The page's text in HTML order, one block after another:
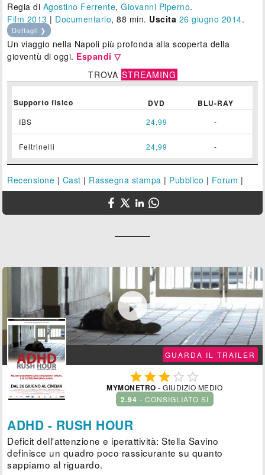
Regia di Agostino Ferrente,Giovanni Piperno.
Film 2013 | Documentario, 88 min. Uscita 26 giugno 2014.
Dettagli ❯
Un viaggio nella Napoli più profonda alla scoperta della
gioventù di oggi. Espandi ▽
TROVA STREAMING
Supporto fisico DVD BLU-RAY
IBS 24,99 -
Feltrinelli 24,99 -
Recensione | Cast | Rassegna stampa | Pubblico | Forum |

GUARDA IL TRAILER
  
MYMONETRO - GIUDIZIO MEDIO
2.94 - CONSIGLIATO SÌ
ADHD - RUSH HOUR
Deficit dell'attenzione e iperattività: Stella Savino
definisce un quadro poco rassicurante su quanto
sappiamo al riguardo.